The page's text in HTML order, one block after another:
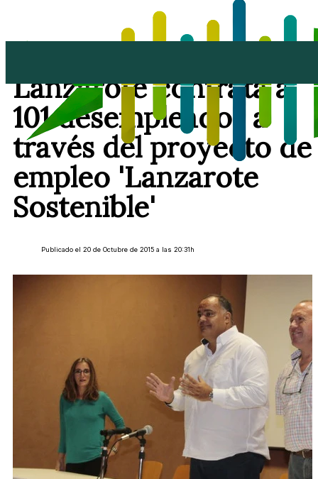
Lanzarote contrata a
101 desempleados a
través del proyecto de
empleo 'Lanzarote
Sostenible'
Publicado el 20 de Octubre de 2015 a las 20:31h